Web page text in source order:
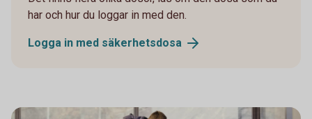
har och hur du loggar in med den.
Logga in med säkerhetsdosa